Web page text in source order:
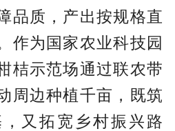
品质，产出按规格直
作为国家农业科技园
桔示范场通过联农带
周边种植千亩，既筑
又拓宽乡村振兴路